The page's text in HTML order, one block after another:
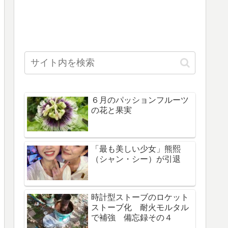
６月のパッションフルーツ
の花と果実
「最も美しい少女」熊熙
（シャン・シー）が引退
時計型ストーブのロケット
ストーブ化 耐火モルタル
で補強 備忘録その４